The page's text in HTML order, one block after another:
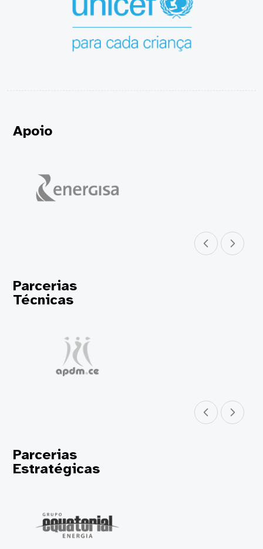
Apoio
Parceiro anterior
Próximo
Parcerias
Técnicas
Parceiro anterior
Próximo
Parcerias
Estratégicas